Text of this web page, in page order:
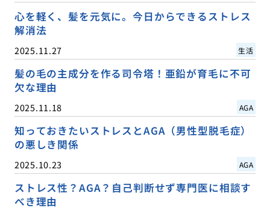
心を軽く、髪を元気に。今日からできるストレス
解消法
2025.11.27 生活
髪の毛の主成分を作る司令塔！亜鉛が育毛に不可
欠な理由
2025.11.18 AGA
知っておきたいストレスとAGA（男性型脱毛症）
の悪しき関係
2025.10.23 AGA
ストレス性？AGA？自己判断せず専門医に相談す
べき理由